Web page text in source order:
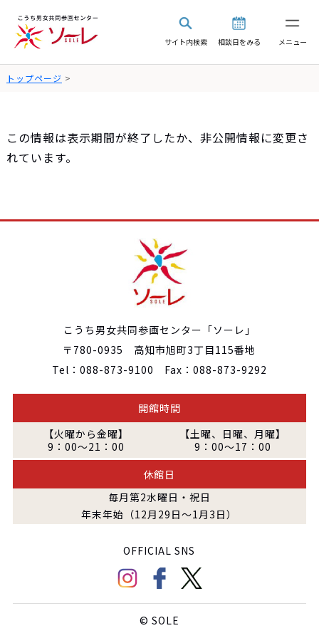
サイト内検索 相談日をみる メニュー
トップページ >
この情報は表示期間が終了したか、非公開情報に変更さ
れています。
こうち男女共同参画センター「ソーレ」
〒780-0935 高知市旭町3丁目115番地
Tel：088-873-9100 Fax：088-873-9292
開館時間
【火曜から金曜】
9：00～21：00
【土曜、日曜、月曜】
9：00～17：00
休館日
毎月第2水曜日・祝日
年末年始（12月29日～1月3日）
OFFICIAL SNS
© SOLE